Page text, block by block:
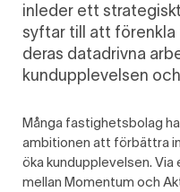
inleder ett
syftar till att
deras datadrivna
kundupplevelsen
Många fastighetsbolag
ambitionen att förbättra
öka kundupplevelsen.
mellan Momentum och